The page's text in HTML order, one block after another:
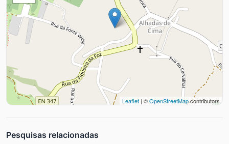
Leaflet | ©OpenStreetMapcontributors
Pesquisas relacionadas